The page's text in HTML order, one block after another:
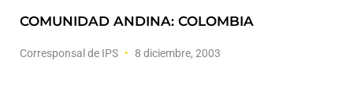
COMUNIDAD ANDINA: COLOMBIA
Corresponsal de IPS 8 diciembre, 2003